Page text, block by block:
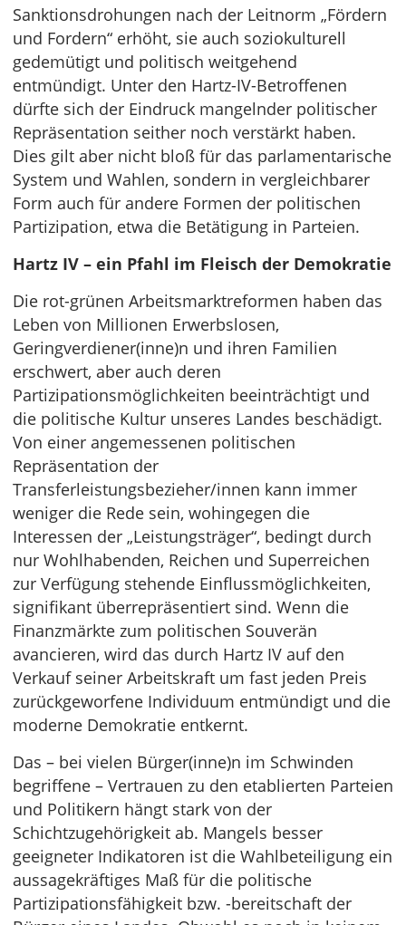
Sanktionsdrohungen nach der Leitnorm „Fördern
und Fordern“ erhöht, sie auch soziokulturell
gedemütigt und politisch weitgehend
entmündigt. Unter den Hartz-IV-Betroffenen
dürfte sich der Eindruck mangelnder politischer
Repräsentation seither noch verstärkt haben.
Dies gilt aber nicht bloß für das parlamentarische
System und Wahlen, sondern in vergleichbarer
Form auch für andere Formen der politischen
Partizipation, etwa die Betätigung in Parteien.
Hartz IV – ein Pfahl im Fleisch der Demokratie
Die rot-grünen Arbeitsmarktreformen haben das
Leben von Millionen Erwerbslosen,
Geringverdiener(inne)n und ihren Familien
erschwert, aber auch deren
Partizipationsmöglichkeiten beeinträchtigt und
die politische Kultur unseres Landes beschädigt.
Von einer angemessenen politischen
Repräsentation der
Transferleistungsbezieher/innen kann immer
weniger die Rede sein, wohingegen die
Interessen der „Leistungsträger“, bedingt durch
nur Wohlhabenden, Reichen und Superreichen
zur Verfügung stehende Einflussmöglichkeiten,
signifikant überrepräsentiert sind. Wenn die
Finanzmärkte zum politischen Souverän
avancieren, wird das durch Hartz IV auf den
Verkauf seiner Arbeitskraft um fast jeden Preis
zurückgeworfene Individuum entmündigt und die
moderne Demokratie entkernt.
Das – bei vielen Bürger(inne)n im Schwinden
begriffene – Vertrauen zu den etablierten Parteien
und Politikern hängt stark von der
Schichtzugehörigkeit ab. Mangels besser
geeigneter Indikatoren ist die Wahlbeteiligung ein
aussagekräftiges Maß für die politische
Partizipationsfähigkeit bzw. -bereitschaft der